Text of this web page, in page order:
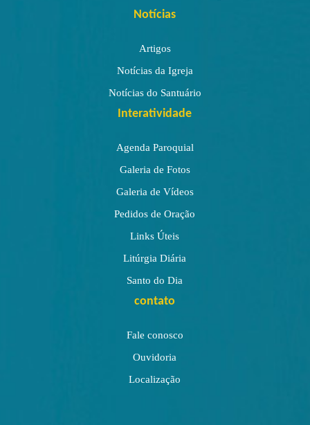
Notícias
Artigos
Notícias da Igreja
Notícias do Santuário
Interatividade
Agenda Paroquial
Galeria de Fotos
Galeria de Vídeos
Pedidos de Oração
Links Úteis
Litúrgia Diária
Santo do Dia
contato
Fale conosco
Ouvidoria
Localização